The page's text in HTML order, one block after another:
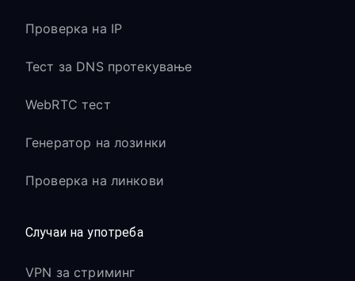
Проверка на IP
Тест за DNS протекување
WebRTC тест
Генератор на лозинки
Проверка на линкови
Случаи на употреба
VPN за стриминг